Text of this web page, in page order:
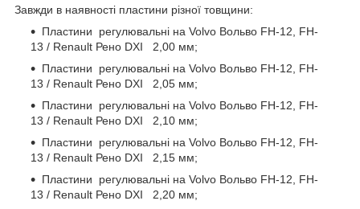
Завжди в наявності пластини різної товщини:
Пластини регулювальні на Volvo Вольво FH-12, FH-
13 / Renault Рено DXI 2,00 мм;
Пластини регулювальні на Volvo Вольво FH-12, FH-
13 / Renault Рено DXI 2,05 мм;
Пластини регулювальні на Volvo Вольво FH-12, FH-
13 / Renault Рено DXI 2,10 мм;
Пластини регулювальні на Volvo Вольво FH-12, FH-
13 / Renault Рено DXI 2,15 мм;
Пластини регулювальні на Volvo Вольво FH-12, FH-
13 / Renault Рено DXI 2,20 мм;